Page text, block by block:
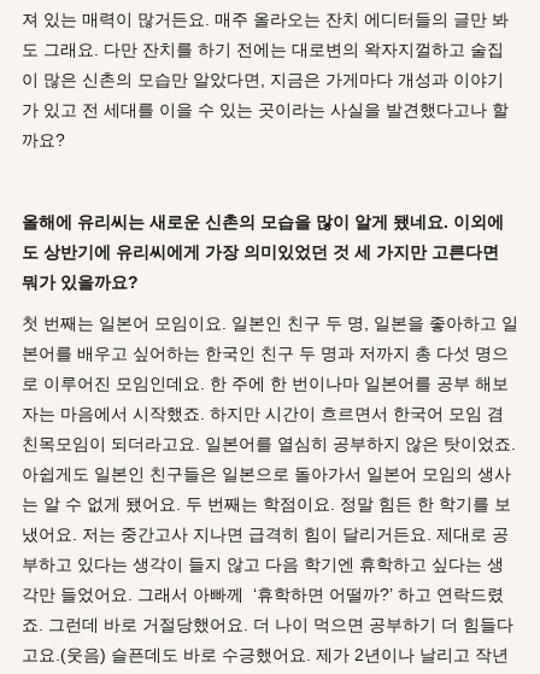
져 있는 매력이 많거든요. 매주 올라오는 잔치 에디터들의 글만 봐
도 그래요. 다만 잔치를 하기 전에는 대로변의 왁자지껄하고 술집
이 많은 신촌의 모습만 알았다면, 지금은 가게마다 개성과 이야기
가 있고 전 세대를 이을 수 있는 곳이라는 사실을 발견했다고나 할
까요?
올해에 유리씨는 새로운 신촌의 모습을 많이 알게 됐네요. 이외에
도 상반기에 유리씨에게 가장 의미있었던 것 세 가지만 고른다면
뭐가 있을까요?
첫 번째는 일본어 모임이요. 일본인 친구 두 명, 일본을 좋아하고 일
본어를 배우고 싶어하는 한국인 친구 두 명과 저까지 총 다섯 명으
로 이루어진 모임인데요. 한 주에 한 번이나마 일본어를 공부 해보
자는 마음에서 시작했죠. 하지만 시간이 흐르면서 한국어 모임 겸
친목모임이 되더라고요. 일본어를 열심히 공부하지 않은 탓이었죠.
아쉽게도 일본인 친구들은 일본으로 돌아가서 일본어 모임의 생사
는 알 수 없게 됐어요. 두 번째는 학점이요. 정말 힘든 한 학기를 보
냈어요. 저는 중간고사 지나면 급격히 힘이 달리거든요. 제대로 공
부하고 있다는 생각이 들지 않고 다음 학기엔 휴학하고 싶다는 생
각만 들었어요. 그래서 아빠께 ‘휴학하면 어떨까?’ 하고 연락드렸
죠. 그런데 바로 거절당했어요. 더 나이 먹으면 공부하기 더 힘들다
고요.(웃음) 슬픈데도 바로 수긍했어요. 제가 2년이나 날리고 작년